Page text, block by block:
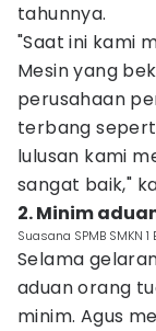
tahunnya.
"Saat ini kami
Mesin yang
perusahaan
terbang
lulusan kami
sangat baik,"
2. Minim
Suasana SPMB SMKN
Selama
aduan orang
minim. Agus